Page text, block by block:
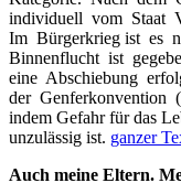
individuell vom Staat
Im Bürgerkrieg ist es
Binnenflucht ist
eine Abschiebung
der Genferkonvention
indem Gefahr für das
unzulässig ist. ganzer
Auch meine Eltern.